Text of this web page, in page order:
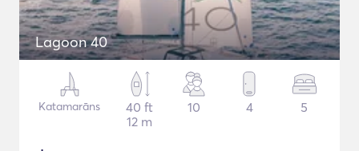
Lagoon 40
Katamarāns
40 ft
12 m
10 4 5